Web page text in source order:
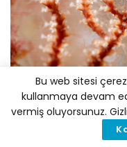
BILIM
Ege Denizi’nin En
Bu web sitesi
kullanmaya devam
vermiş oluyorsunuz.